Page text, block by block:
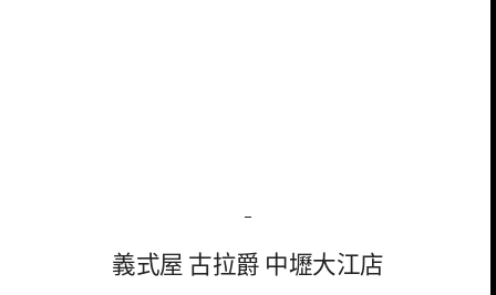
–
義式屋 古拉爵 中壢大江店